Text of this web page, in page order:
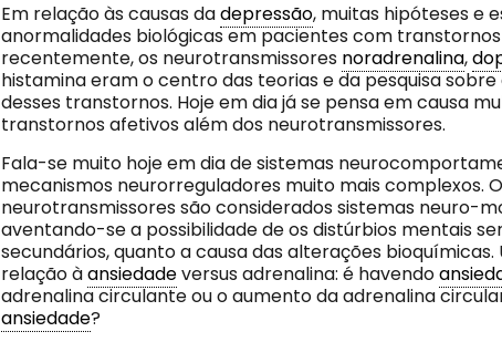
Em relação às causas dadepressão, muitas hipóteses e
anormalidades biológicas em pacientes com
recentemente, os neurotransmissores noradrenalina,
histamina eram o centro das teorias e da pesquisa
desses transtornos. Hoje em dia já se pensa em causa
transtornos afetivos além dos neurotransmissores.
Fala-se muito hoje em dia de sistemas
mecanismos neurorreguladores muito mais complexos.
neurotransmissores são considerados sistemas neuro-
aventando-se a possibilidade de os distúrbios mentais
secundários, quanto a causa das alterações
relação àansiedadeversus adrenalina: é havendo
adrenalina circulante ou o aumento da adrenalina
ansiedade?